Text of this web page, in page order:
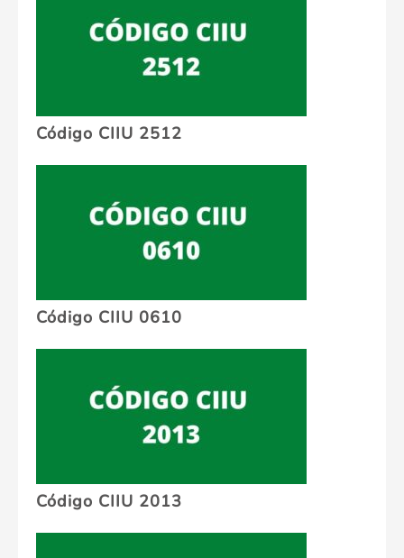
Código CIIU 2512
Código CIIU 0610
Código CIIU 2013